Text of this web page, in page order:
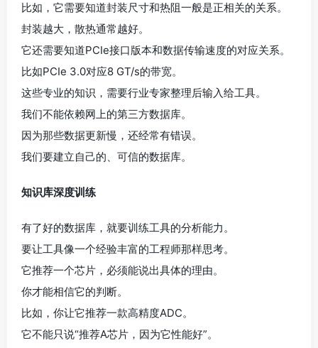
比如，它需要知道封装尺寸和热阻一般是正相关的关系。
封装越大，散热通常越好。
它还需要知道PCIe接口版本和数据传输速度的对应关系。
比如PCIe 3.0对应8 GT/s的带宽。
这些专业的知识，需要行业专家整理后输入给工具。
我们不能依赖网上的第三方数据库。
因为那些数据更新慢，还经常有错误。
我们要建立自己的、可信的数据库。
知识库深度训练
有了好的数据库，就要训练工具的分析能力。
要让工具像一个经验丰富的工程师那样思考。
它推荐一个芯片，必须能说出具体的理由。
你才能相信它的判断。
比如，你让它推荐一款高精度ADC。
它不能只说“推荐A芯片，因为它性能好”。